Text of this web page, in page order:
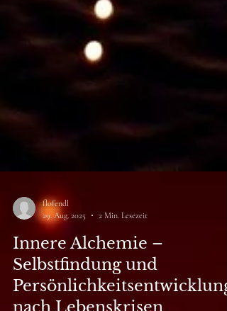
flofendl
29. Aug. 2025
2 Min. Lesezeit
Innere Alchemie –
Selbstfindung und